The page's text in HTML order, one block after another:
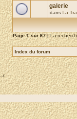
galerie
dans La
Page1sur67[ La
Index du forum
--/